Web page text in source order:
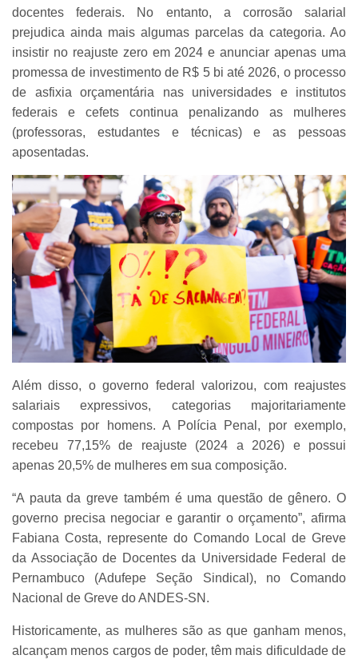
docentes federais. No entanto, a corrosão salarial
prejudica ainda mais algumas parcelas da categoria. Ao
insistir no reajuste zero em 2024 e anunciar apenas uma
promessa de investimento de R$ 5 bi até 2026, o processo
de asfixia orçamentária nas universidades e institutos
federais e cefets continua penalizando as mulheres
(professoras, estudantes e técnicas) e as pessoas
aposentadas.
Além disso, o governo federal valorizou, com reajustes
salariais expressivos, categorias majoritariamente
compostas por homens. A Polícia Penal, por exemplo,
recebeu 77,15% de reajuste (2024 a 2026) e possui
apenas 20,5% de mulheres em sua composição.
“A pauta da greve também é uma questão de gênero. O
governo precisa negociar e garantir o orçamento”, afirma
Fabiana Costa, represente do Comando Local de Greve
da Associação de Docentes da Universidade Federal de
Pernambuco (Adufepe Seção Sindical), no Comando
Nacional de Greve do ANDES-SN.
Historicamente, as mulheres são as que ganham menos,
alcançam menos cargos de poder, têm mais dificuldade de